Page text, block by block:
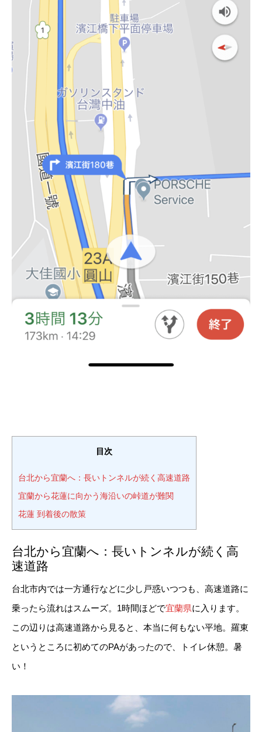
目次
台北から宜蘭へ：長いトンネルが続く高速道路
宜蘭から花蓮に向かう海沿いの峠道が難関
花蓮 到着後の散策
台北から宜蘭へ：長いトンネルが続く高
速道路
台北市内では一方通行などに少し戸惑いつつも、高速道路に
乗ったら流れはスムーズ。1時間ほどで宜蘭県に入ります。
この辺りは高速道路から見ると、本当に何もない平地。羅東
というところに初めてのPAがあったので、トイレ休憩。暑
い！